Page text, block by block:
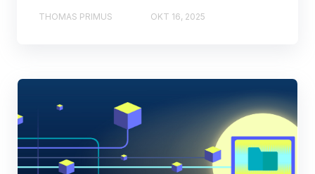
THOMAS PRIMUS OKT 16, 2025